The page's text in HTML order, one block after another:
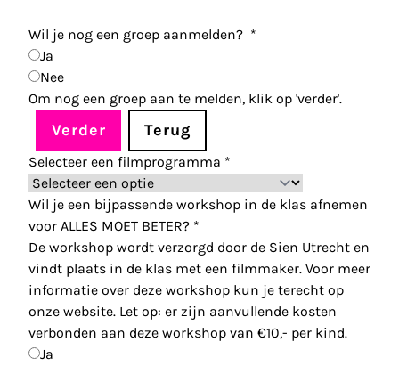
Wil je nog een groep aanmelden? *
Ja
Nee
Om nog een groep aan te melden, klik op 'verder'.
Verder Terug
Selecteer een filmprogramma *
Wil je een bijpassende workshop in de klas afnemen
voor ALLES MOET BETER? *
De workshop wordt verzorgd door de Sien Utrecht en
vindt plaats in de klas met een filmmaker. Voor meer
informatie over deze workshop kun je terecht op
onze website. Let op: er zijn aanvullende kosten
verbonden aan deze workshop van €10,- per kind.
Ja